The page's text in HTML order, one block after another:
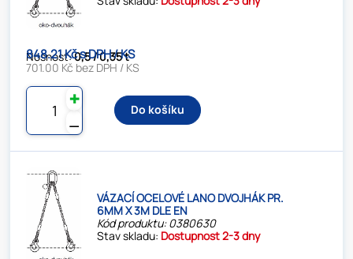
Nosnost:0,5 / 0,35 t
848.21 Kč s DPH / KS
701.00 Kč bez DPH / KS
⚊
✚
Do košíku
VÁZACÍ OCELOVÉ LANO DVOJHÁK PR.
6MM X 3M DLE EN
Kód produktu: 0380630
Stav skladu: Dostupnost 2-3 dny